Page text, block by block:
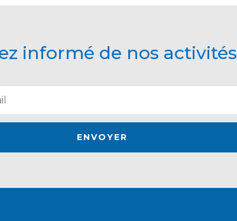
informé de nos activités
ENVOYER